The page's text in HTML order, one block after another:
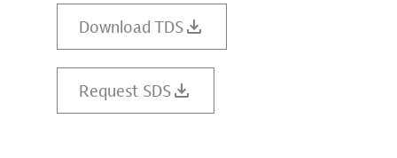
Download TDS
Request SDS